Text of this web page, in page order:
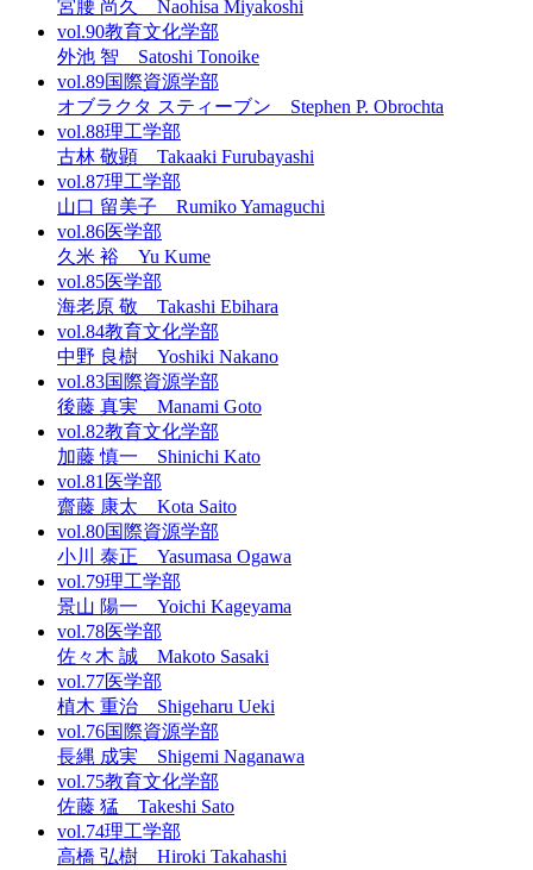
宮腰 尚久 Naohisa Miyakoshi
vol.90教育文化学部
外池 智 Satoshi Tonoike
vol.89国際資源学部
オブラクタ スティーブン Stephen P. Obrochta
vol.88理工学部
古林 敬顕 Takaaki Furubayashi
vol.87理工学部
山口 留美子 Rumiko Yamaguchi
vol.86医学部
久米 裕 Yu Kume
vol.85医学部
海老原 敬 Takashi Ebihara
vol.84教育文化学部
中野 良樹 Yoshiki Nakano
vol.83国際資源学部
後藤 真実 Manami Goto
vol.82教育文化学部
加藤 慎一 Shinichi Kato
vol.81医学部
齋藤 康太 Kota Saito
vol.80国際資源学部
小川 泰正 Yasumasa Ogawa
vol.79理工学部
景山 陽一 Yoichi Kageyama
vol.78医学部
佐々木 誠 Makoto Sasaki
vol.77医学部
植木 重治 Shigeharu Ueki
vol.76国際資源学部
長縄 成実 Shigemi Naganawa
vol.75教育文化学部
佐藤 猛 Takeshi Sato
vol.74理工学部
高橋 弘樹 Hiroki Takahashi